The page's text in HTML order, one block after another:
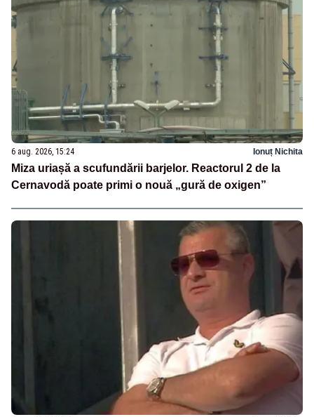
6 aug. 2026, 15:24 Ionuț Nichita
Miza uriașă a scufundării barjelor. Reactorul 2 de la
Cernavodă poate primi o nouă „gură de oxigen”